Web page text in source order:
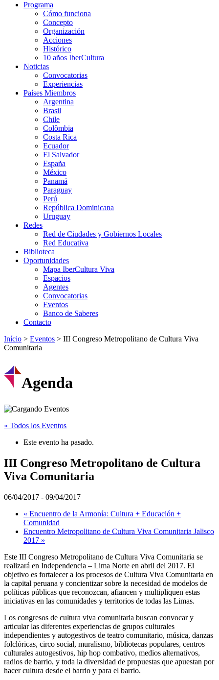
Programa
Cómo funciona
Concepto
Organización
Acciones
Histórico
10 años IberCultura
Noticias
Convocatorias
Experiencias
Países Miembros
Argentina
Brasil
Chile
Colômbia
Costa Rica
Ecuador
El Salvador
España
México
Panamá
Paraguay
Perú
República Dominicana
Uruguay
Redes
Red de Ciudades y Gobiernos Locales
Red Educativa
Biblioteca
Oportunidades
Mapa IberCultura Viva
Espacios
Agentes
Convocatorias
Eventos
Banco de Saberes
Contacto
Início > Eventos > III Congreso Metropolitano de Cultura Viva
Comunitaria
Agenda
« Todos los Eventos
Este evento ha pasado.
III Congreso Metropolitano de Cultura
Viva Comunitaria
06/04/2017 - 09/04/2017
« Encuentro de la Armonía: Cultura + Educación +
Comunidad
Encuentro Metropolitano de Cultura Viva Comunitaria Jalisco
2017 »
Este III Congreso Metropolitano de Cultura Viva Comunitaria se
realizará en Independencia – Lima Norte en abril del 2017. El
objetivo es fortalecer a los procesos de Cultura Viva Comunitaria en
la capital peruana y concientizar sobre la necesidad de modelos de
políticas públicas que reconozcan, afiancen y multipliquen estas
iniciativas en las comunidades y territorios de todas las Limas.
Los congresos de cultura viva comunitaria buscan convocar y
articular las diferentes experiencias de grupos culturales
independientes y autogestivos de teatro comunitario, música, danzas
folclóricas, circo social, muralismo, bibliotecas populares, centros
culturales autogestivos, hip hop combativo, medios alternativos,
radios de barrio, y toda la diversidad de propuestas que apuestan por
hacer cultura desde el barrio y para el barrio.